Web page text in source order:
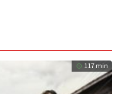
117 min